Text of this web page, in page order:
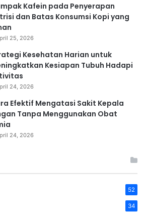
Kafein pada Penyerapan
dan Batas Konsumsi Kopi yang
25, 2026
Kesehatan Harian untuk
Kesiapan Tubuh Hadapi
24, 2026
Efektif Mengatasi Sakit Kepala
Tanpa Menggunakan Obat
24, 2026
52
34